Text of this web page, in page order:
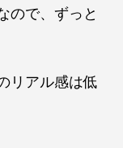
ので、ずっと
リアル感は低